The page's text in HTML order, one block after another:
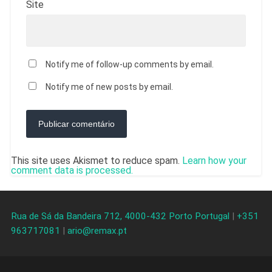
Site
Notify me of follow-up comments by email.
Notify me of new posts by email.
This site uses Akismet to reduce spam. Learn how your
comment data is processed.
Rua de Sá da Bandeira 712, 4000-432 Porto Portugal
+351
963717081
ario@remax.pt